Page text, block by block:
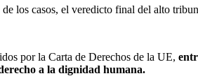
los casos, el veredicto final del alto
por la Carta de Derechos de la UE,
a la dignidad humana.